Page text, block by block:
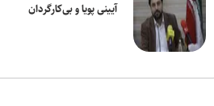
آیینی پویا و بی‌کارگردان